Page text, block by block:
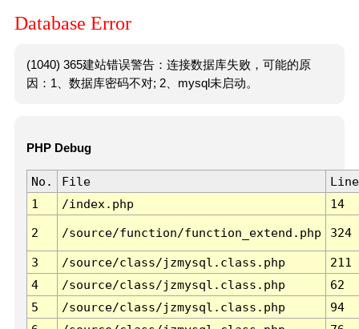
Database Error
(1040) 365建站错误警告：连接数据库失败，可能的原
因：1、数据库密码不对; 2、mysql未启动。
PHP Debug
No. File
Line
1
/index.php 14
2 /source/function/function_extend.php 324
3 /source/class/jzmysql.class.php
211
4
/source/class/jzmysql.class.php
62
5
/source/class/jzmysql.class.php
94